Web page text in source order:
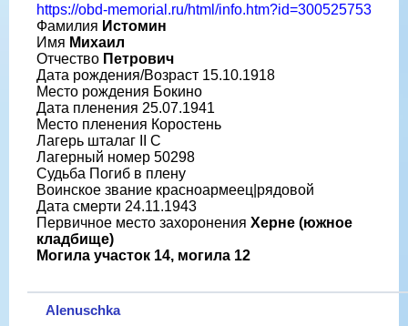
https://obd-memorial.ru/html/info.htm?id=300525753
Фамилия Истомин
Имя Михаил
Отчество Петрович
Дата рождения/Возраст 15.10.1918
Место рождения Бокино
Дата пленения 25.07.1941
Место пленения Коростень
Лагерь шталаг II C
Лагерный номер 50298
Судьба Погиб в плену
Воинское звание красноармеец|рядовой
Дата смерти 24.11.1943
Первичное место захоронения Херне (южное
кладбище)
Могила участок 14, могила 12
Alenuschka